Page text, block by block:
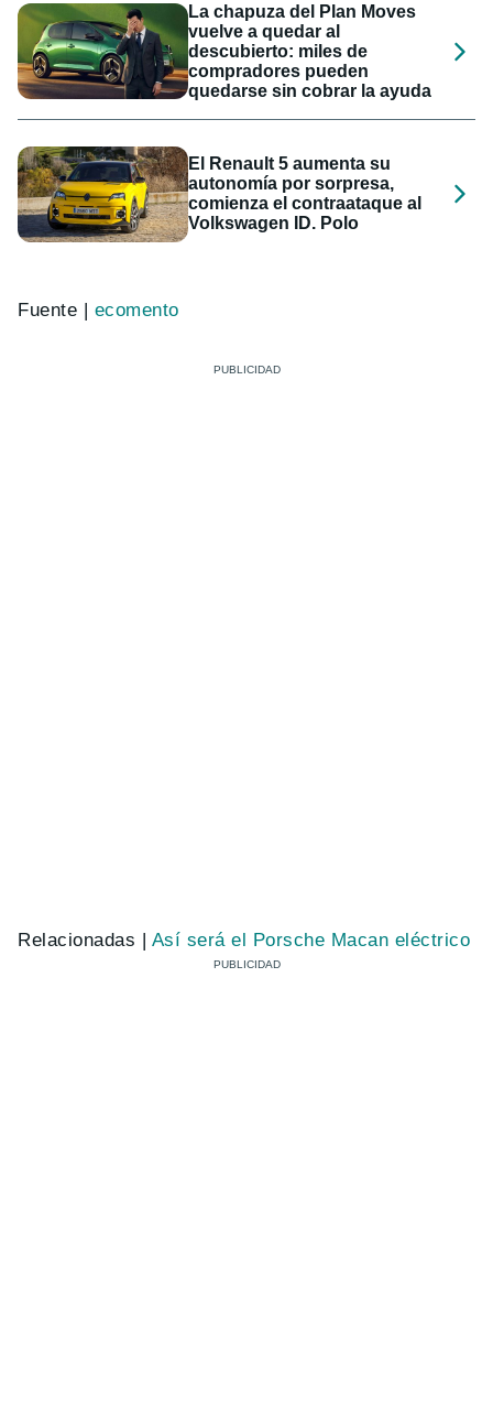
La chapuza del Plan Moves
vuelve a quedar al
descubierto: miles de
compradores pueden
quedarse sin cobrar la ayuda
El Renault 5 aumenta su
autonomía por sorpresa,
comienza el contraataque al
Volkswagen ID. Polo
Fuente | ecomento
Relacionadas | Así será el Porsche Macan eléctrico